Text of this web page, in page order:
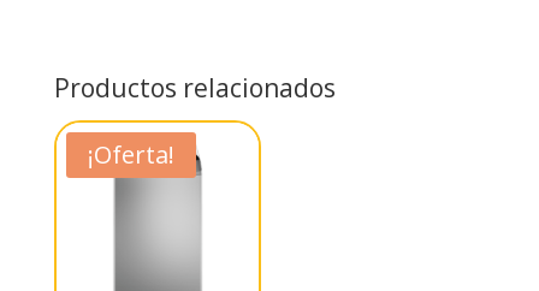
Productos relacionados
¡Oferta!